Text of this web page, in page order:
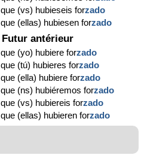
que (vs) hubieseis forzado
que (ellas) hubiesen forzado
Futur antérieur
que (yo) hubiere forzado
que (tú) hubieres forzado
que (ella) hubiere forzado
que (ns) hubiéremos forzado
que (vs) hubiereis forzado
que (ellas) hubieren forzado